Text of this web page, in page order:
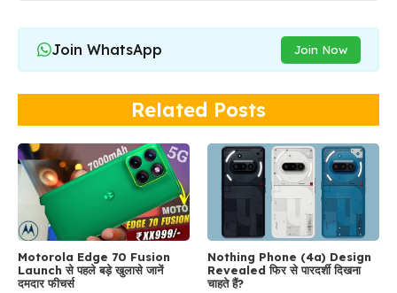
Join WhatsApp Join Now
Related Posts
Motorola Edge 70 Fusion
Launch से पहले बड़े खुलासे जानें
दमदार फीचर्स
Nothing Phone (4a) Design
Revealed फिर से पारदर्शी दिखना
चाहते हैं?